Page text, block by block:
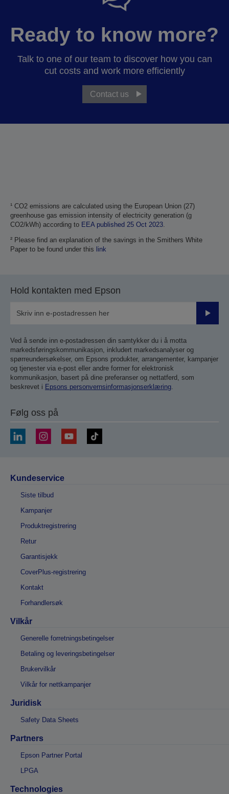
Ready to know more?
Talk to one of our team to discover how you can
cut costs and work more efficiently
Contact us
¹ CO2 emissions are calculated using the European Union (27)
greenhouse gas emission intensity of electricity generation (g
CO2/kWh) according to EEA published 25 Oct 2023
² Please find an explanation of the savings in the Smithers White
Paper to be found under this link
Hold kontakten med Epson
Send
Ved å sende inn e-postadressen din samtykker du i å motta
markedsføringskommunikasjon, inkludert markedsanalyser og
spørreundersøkelser, om Epsons produkter, arrangementer, kampanjer
og tjenester via e-post eller andre former for elektronisk
kommunikasjon, basert på dine preferanser og nettatferd, som
beskrevet i Epsons personvernsinformasjonserklæring
Følg oss på
Kundeservice
Siste tilbud
Kampanjer
Produktregistrering
Retur
Garantisjekk
CoverPlus-registrering
Kontakt
Forhandlersøk
Vilkår
Generelle forretningsbetingelser
Betaling og leveringsbetingelser
Brukervilkår
Vilkår for nettkampanjer
Juridisk
Safety Data Sheets
Partners
Epson Partner Portal
LPGA
Technologies